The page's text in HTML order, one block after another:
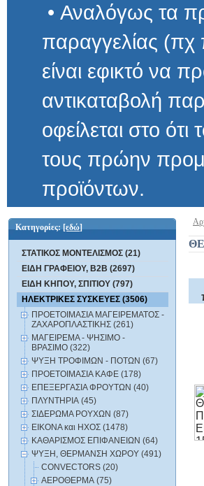
• Αναλόγως τα
παραγγελίας (πχ
είναι εφικτό να
αντικαταβολή
οφείλεται στο ότι
τους πρώην
προϊόντων.
Κατηγορίες:[εδώ]
ΣΤΑΤΙΚΟΣ ΜΟΝΤΕΛΙΣΜΟΣ (21)
ΕΙΔΗ ΓΡΑΦΕΙΟΥ, B2B (2697)
ΕΙΔΗ ΚΗΠΟΥ, ΣΠΙΤΙΟΥ (797)
ΗΛΕΚΤΡΙΚΕΣ ΣΥΣΚΕΥΕΣ (3506)
ΠΡΟΕΤΟΙΜΑΣΙΑ ΜΑΓΕΙΡΕΜΑΤΟΣ -
ΖΑΧΑΡΟΠΛΑΣΤΙΚΗΣ (261)
ΜΑΓΕΙΡΕΜΑ - ΨΗΣΙΜΟ -
ΒΡΑΣΙΜΟ (322)
ΨΥΞΗ ΤΡΟΦΙΜΩΝ - ΠΟΤΩΝ (67)
ΠΡΟΕΤΟΙΜΑΣΙΑ ΚΑΦΕ (178)
ΕΠΕΞΕΡΓΑΣΙΑ ΦΡΟΥΤΩΝ (40)
ΠΛΥΝΤΗΡΙΑ (45)
ΣΙΔΕΡΩΜΑ ΡΟΥΧΩΝ (87)
ΕΙΚΟΝΑ και ΗΧΟΣ (1478)
ΚΑΘΑΡΙΣΜΟΣ ΕΠΙΦΑΝΕΙΩΝ (64)
ΨΥΞΗ, ΘΕΡΜΑΝΣΗ ΧΩΡΟΥ (491)
CONVECTORS (20)
ΑΕΡΟΘΕΡΜΑ (75)